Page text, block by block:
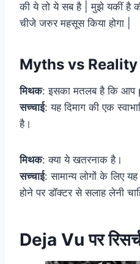
की ये तो ये सब है | मुझे यकीं है
चीजे जरुर महसूस किया होगा |
Myths vs Reality
मिथक: इसका मतलब है कि आप
सच्चाई: यह दिमाग की एक
है।
मिथक: क्या ये खतरनाक है।
सच्चाई: सामान्य लोगों के लिए
होने पर डॉक्टर से सलाह लेनी
Deja Vu पर